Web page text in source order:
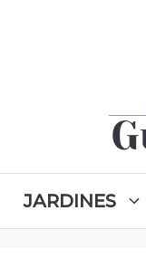
JARDINES